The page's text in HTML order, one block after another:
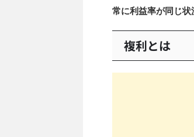
常に利益率が同じ状
複利とは